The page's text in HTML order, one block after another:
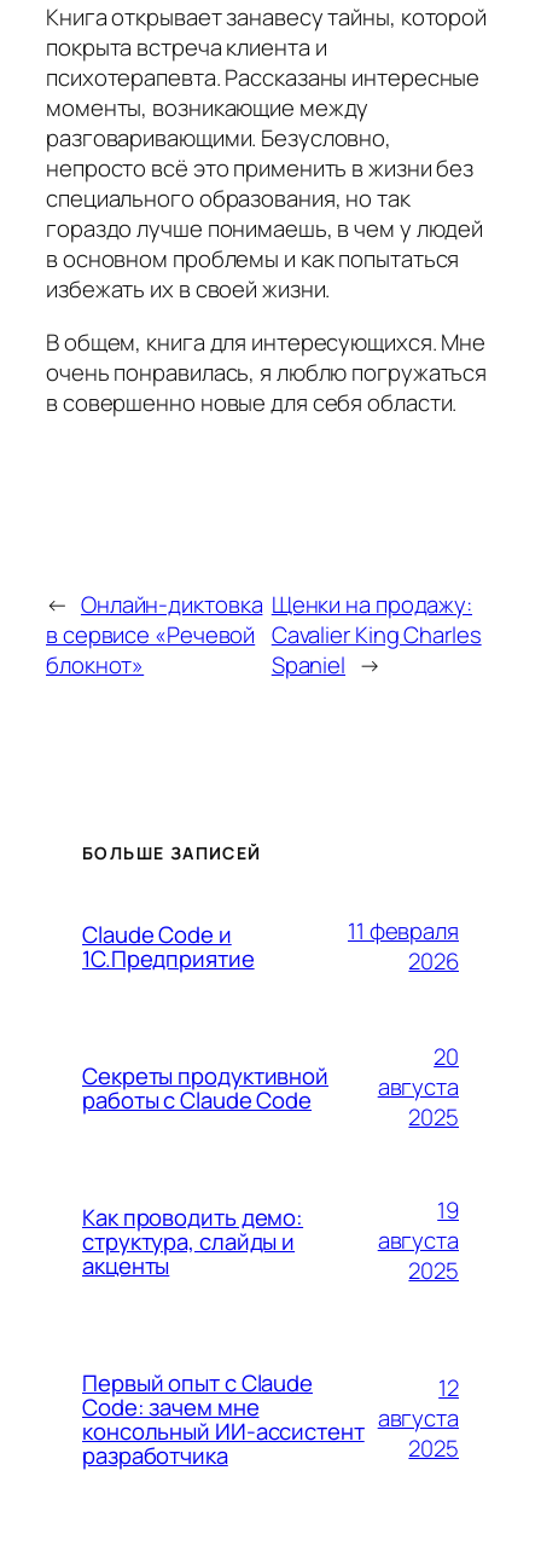
Книга открывает занавесу тайны, которой
покрыта встреча клиента и
психотерапевта. Рассказаны интересные
моменты, возникающие между
разговаривающими. Безусловно,
непросто всё это применить в жизни без
специального образования, но так
гораздо лучше понимаешь, в чем у людей
в основном проблемы и как попытаться
избежать их в своей жизни.
В общем, книга для интересующихся. Мне
очень понравилась, я люблю погружаться
в совершенно новые для себя области.
← Онлайн-диктовка
в сервисе «Речевой
блокнот»
Щенки на продажу:
Cavalier King Charles
Spaniel →
БОЛЬШЕ ЗАПИСЕЙ
Claude Code и
1С.Предприятие
11 февраля
2026
Секреты продуктивной
работы с Claude Code
20
августа
2025
Как проводить демо:
структура, слайды и
акценты
19
августа
2025
Первый опыт с Claude
Code: зачем мне
консольный ИИ-ассистент
разработчика
12
августа
2025